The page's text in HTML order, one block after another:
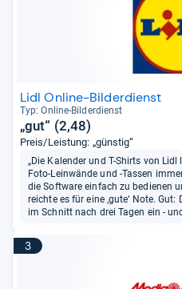
Lidl Online-Bilderdienst
Typ: Online-​Bil­der­dienst
„gut“ (2,48)
Preis/Leistung: „günstig“
„Die Kalender und T-Shirts von
Foto-Leinwände und -Tassen
die Software einfach zu bedienen
reichte es für eine ‚gute‘ Note.
im Schnitt nach drei Tagen ein -
3